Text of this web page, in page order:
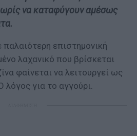
να καταφύγουν αμέσως
επιστημονική
λαχανικό που βρίσκεται
φαίνεται να λειτουργεί ως
για το αγγούρι.